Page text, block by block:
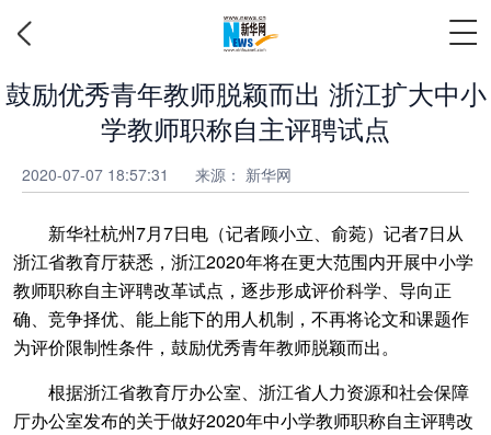
鼓励优秀青年教师脱颖而出 浙江扩大中小
学教师职称自主评聘试点
2020-07-07 18:57:31 来源： 新华网
新华社杭州7月7日电（记者顾小立、俞菀）记者7日从
浙江省教育厅获悉，浙江2020年将在更大范围内开展中小学
教师职称自主评聘改革试点，逐步形成评价科学、导向正
确、竞争择优、能上能下的用人机制，不再将论文和课题作
为评价限制性条件，鼓励优秀青年教师脱颖而出。
根据浙江省教育厅办公室、浙江省人力资源和社会保障
厅办公室发布的关于做好2020年中小学教师职称自主评聘改